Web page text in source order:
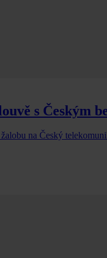
s Českým
na Český